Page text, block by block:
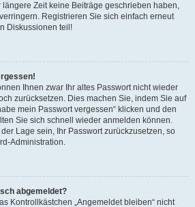
Zeit keine Beiträge geschrieben haben,
Registrieren Sie sich einfach erneut
Diskussionen teil!
Ihnen zwar Ihr altes Passwort nicht wieder
zurücksetzen. Dies machen Sie, indem Sie auf
mein Passwort vergessen“ klicken und den
Sie sich schnell wieder anmelden können.
Lage sein, Ihr Passwort zurückzusetzen, so
Administration.
abgemeldet?
Kontrollkästchen „Angemeldet bleiben“ nicht